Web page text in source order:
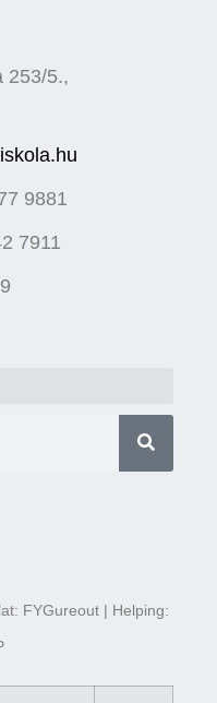
253/5.,
9881
7911
FYGureout | Helping: